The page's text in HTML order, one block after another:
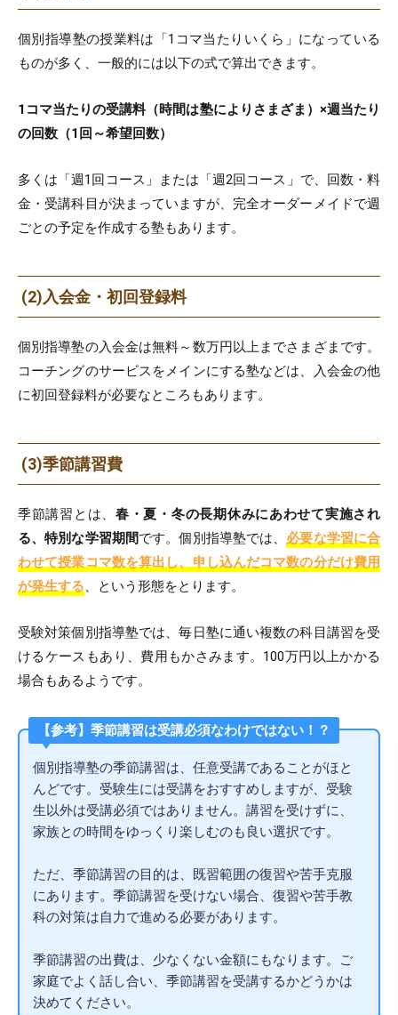
個別指導塾の授業料は「1コマ当たりいくら」になっている
ものが多く、一般的には以下の式で算出できます。
1コマ当たりの受講料（時間は塾によりさまざま）×週当たり
の回数（1回～希望回数）
多くは「週1回コース」または「週2回コース」で、回数・料
金・受講科目が決まっていますが、完全オーダーメイドで週
ごとの予定を作成する塾もあります。
(2)入会金・初回登録料
個別指導塾の入会金は無料～数万円以上までさまざまです。
コーチングのサービスをメインにする塾などは、入会金の他
に初回登録料が必要なところもあります。
(3)季節講習費
季節講習とは、春・夏・冬の長期休みにあわせて実施され
る、特別な学習期間です。個別指導塾では、 必要な学習に合
わせて授業コマ数を算出し、申し込んだコマ数の分だけ費用
が発生する 、という形態をとります。
受験対策個別指導塾では、毎日塾に通い複数の科目講習を受
けるケースもあり、費用もかさみます。100万円以上かかる
場合もあるようです。
【参考】季節講習は受講必須なわけではない！？
個別指導塾の季節講習は、任意受講であることがほと
んどです。受験生には受講をおすすめしますが、受験
生以外は受講必須ではありません。講習を受けずに、
家族との時間をゆっくり楽しむのも良い選択です。
ただ、季節講習の目的は、既習範囲の復習や苦手克服
にあります。季節講習を受けない場合、復習や苦手教
科の対策は自力で進める必要があります。
季節講習の出費は、少なくない金額にもなります。ご
家庭でよく話し合い、季節講習を受講するかどうかは
決めてください。